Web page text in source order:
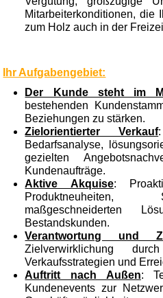
Mitarbeiterkonditionen, die
zum Holz auch in der
Ihr Aufgabengebiet:
Der Kunde steht im
bestehenden
Beziehungen zu stärken.
Zielorientierter Verkauf
Bedarfsanalyse,
gezielten
Kundenaufträge.
Aktive Akquise:
Produktneuheiten,
maßgeschneiderten
Bestandskunden.
Verantwortung und
Zielverwirklichung
Verkaufsstrategien und
Auftritt nach Außen:
Kundenevents zur